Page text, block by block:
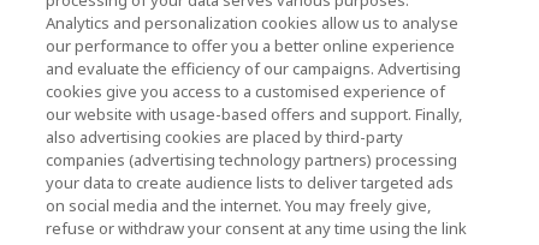
Política de Privacidade
Cookie Settings
Termos e Condições
Analytics and personalization cookies allow us to analyse
our performance to offer you a better online experience
and evaluate the efficiency of our campaigns. Advertising
cookies give you access to a customised experience of
our website with usage-based offers and support. Finally,
also advertising cookies are placed by third-party
companies (advertising technology partners) processing
your data to create audience lists to deliver targeted ads
on social media and the internet. You may freely give,
refuse or withdraw your consent at any time using the link